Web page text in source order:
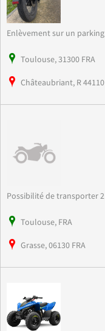
Enlèvement sur un parking
Toulouse, 31300 FRA
Châteaubriant, R 44110
Possibilité de transporter
Toulouse, FRA
Grasse, 06130 FRA